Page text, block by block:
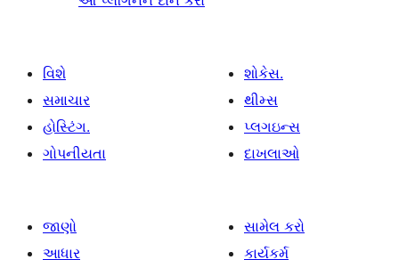
વિશે
સમાચાર
હોસ્ટિંગ.
ગોપનીયતા
શોકેસ.
થીમ્સ
પ્લગઇન્સ
દાખલાઓ
જાણો
આધાર
સામેલ કરો
કાર્યકર્મ